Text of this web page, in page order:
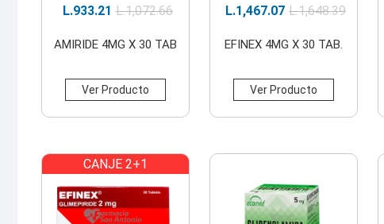
L.1,072.66
L.933.21
AMIRIDE 4MG X 30 TAB
Ver Producto
L.1,648.39
L.1,467.07
EFINEX 4MG X 30 TAB.
Ver Producto
CANJE 2+1